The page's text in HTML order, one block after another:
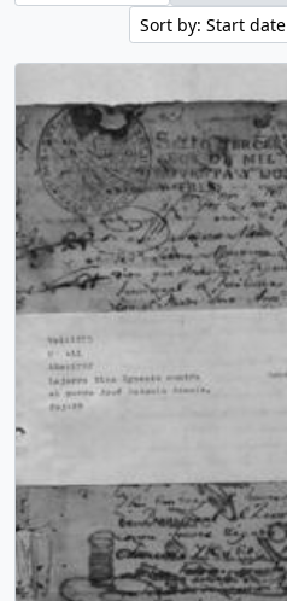
Sort by: Start date